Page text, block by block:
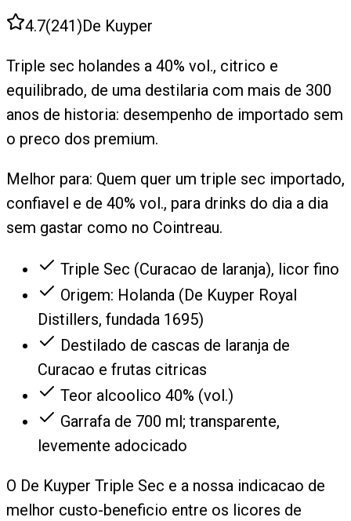
4.7(241)De Kuyper
Triple sec holandes a 40% vol., citrico e
equilibrado, de uma destilaria com mais de 300
anos de historia: desempenho de importado sem
o preco dos premium.
Melhor para: Quem quer um triple sec importado,
confiavel e de 40% vol., para drinks do dia a dia
sem gastar como no Cointreau.
Triple Sec (Curacao de laranja), licor fino
Origem: Holanda (De Kuyper Royal
Distillers, fundada 1695)
Destilado de cascas de laranja de
Curacao e frutas citricas
Teor alcoolico 40% (vol.)
Garrafa de 700 ml; transparente,
levemente adocicado
O De Kuyper Triple Sec e a nossa indicacao de
melhor custo-beneficio entre os licores de